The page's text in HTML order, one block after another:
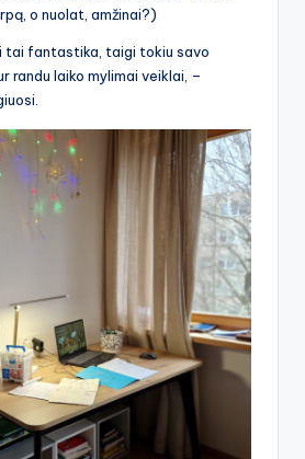
o nuolat, amžinai?)
tai fantastika, taigi tokiu savo
randu laiko mylimai veiklai, –